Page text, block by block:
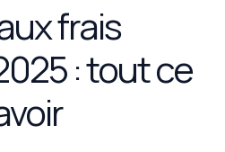
frais
: tout ce